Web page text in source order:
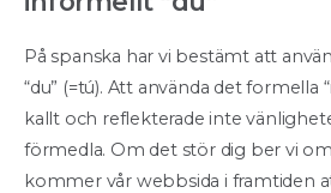
På spanska har vi bestämt att
“du” (=tú). Att använda det formella
kallt och reflekterade inte
förmedla. Om det stör dig ber vi
kommer vår webbsida i framtiden